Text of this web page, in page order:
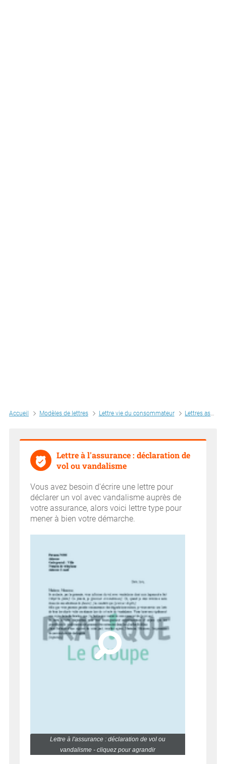
Accueil Modèles de lettres Lettre vie du consommateur Lettres assurance - banque
Lettre à l'assurance : déclaration de
vol ou vandalisme
Vous avez besoin d'écrire une lettre pour
déclarer un vol avec vandalisme auprès de
votre assurance, alors voici lettre type pour
mener à bien votre démarche.
Lettre à l'assurance : déclaration de vol ou
vandalisme - cliquez pour agrandir